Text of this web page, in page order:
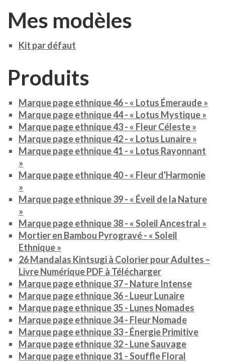
Mes modèles
Kit par défaut
Produits
Marque page ethnique 46 - « Lotus Émeraude »
Marque page ethnique 44 - « Lotus Mystique »
Marque page ethnique 43 - « Fleur Céleste »
Marque page ethnique 42 - « Lotus Lunaire »
Marque page ethnique 41 - « Lotus Rayonnant
»
Marque page ethnique 40 - « Fleur d'Harmonie
»
Marque page ethnique 39 - « Éveil de la Nature
»
Marque page ethnique 38 - « Soleil Ancestral »
Mortier en Bambou Pyrogravé - « Soleil
Ethnique »
26 Mandalas Kintsugi à Colorier pour Adultes –
Livre Numérique PDF à Télécharger
Marque page ethnique 37 - Nature Intense
Marque page ethnique 36 - Lueur Lunaire
Marque page ethnique 35 - Lunes Nomades
Marque page ethnique 34 - Fleur Nomade
Marque page ethnique 33 - Énergie Primitive
Marque page ethnique 32 - Lune Sauvage
Marque page ethnique 31 - Souffle Floral